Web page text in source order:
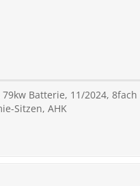
Batterie, 11/2024,
Sitzen, AHK